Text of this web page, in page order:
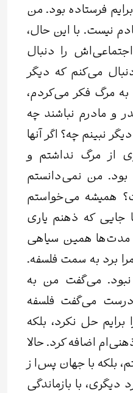
فرستاده بود. من
نیست. با این‌ حال،
را دنبال
می‌کنم که دیگر
مرگ فکر می‌کردم،
و مادرم نباشند چه
نبینم چه؟‌ اگر آنها
از مرگ نداشتم و
من نمی‌دانستم
همیشه می‌خواستم
جایی که ذهنم یاری
مدت‌ها همین سیاهی
برد به سمت فلسفه.
می‌گفت من به
می‌گفت فلسفه
برایم حل نکرد، بلکه
اضافه کرد. حالا
بلکه با جهان پس‌ا ز
دیگری، با بازماندگی